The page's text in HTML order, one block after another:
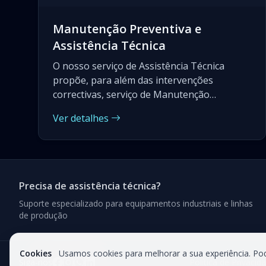
Cookies Usamos cookies para melhorar a sua experiência.
Manutenção Preventiva e
Assistência Técnica
O nosso serviço de Assistência Técnica
propõe, para além das intervenções
correctivas, serviço de Manutenção
actividades periódicas, de forma a garantir a
fiabilidade necessária ao correcto
Ver detalhes
Precisa de assistência técnica?
Suporte especializado para equipamentos industriais e linhas
de produção
Política de